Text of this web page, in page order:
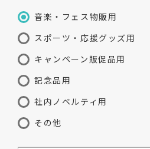
音楽・フェス物販用
スポーツ・応援グッズ用
キャンペーン販促品用
記念品用
社内ノベルティ用
その他